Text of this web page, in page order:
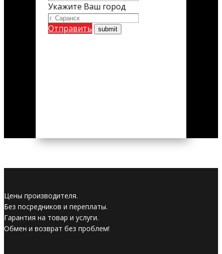
Укажите Ваш город
Отправить
Цены производителя.
Без посредников и переплаты.
Гарантия на товар и услуги.
Обмен и возврат без проблем!